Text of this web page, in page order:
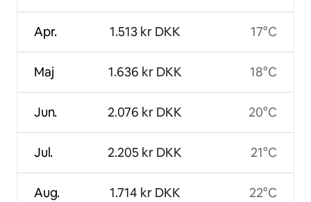
Apr.
Maj
Jun.
Jul.
Aug.
1.513 kr DKK
1.636 kr DKK
2.076 kr DKK
2.205 kr DKK
1.714 kr DKK
17°C
18°C
20°C
21°C
22°C